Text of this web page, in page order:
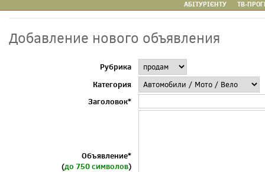
АБІТУРІЄНТУ ТВ-
Добавление нового объявления
Рубрика
Категория
Заголовок*
Объявление*
(до 750 символов)